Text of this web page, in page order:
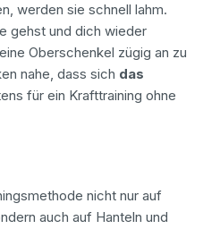
werden sie schnell lahm.
gehst und dich wieder
Oberschenkel zügig an zu
nahe, dass sich das
für ein Krafttraining ohne
nicht nur auf
auch auf Hanteln und